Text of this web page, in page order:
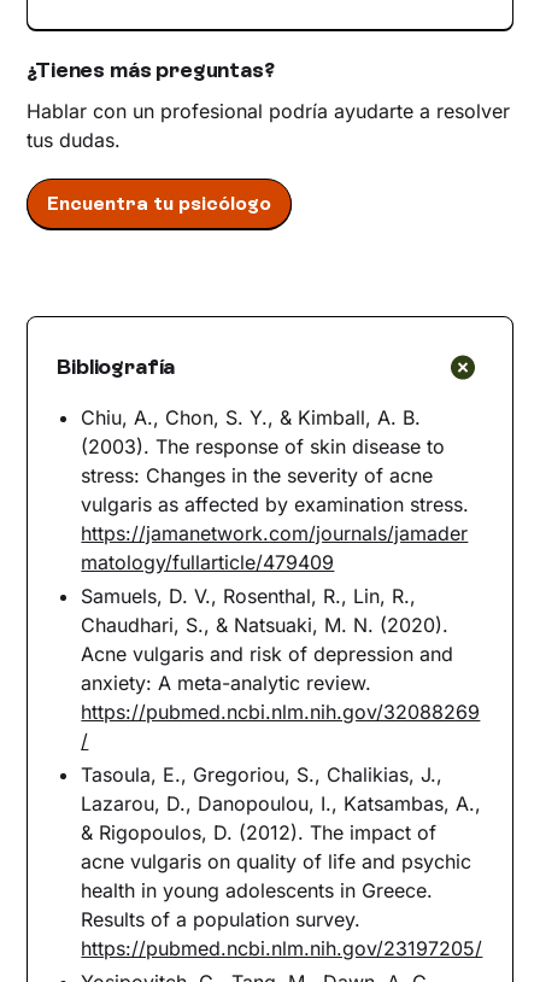
¿Tienes más preguntas?
Hablar con un profesional podría ayudarte a resolver
tus dudas.
Encuentra tu psicólogo
Bibliografía
Chiu, A., Chon, S. Y., & Kimball, A. B.
(2003). The response of skin disease to
stress: Changes in the severity of acne
vulgaris as affected by examination stress.
https://jamanetwork.com/journals/jamader
matology/fullarticle/479409
Samuels, D. V., Rosenthal, R., Lin, R.,
Chaudhari, S., & Natsuaki, M. N. (2020).
Acne vulgaris and risk of depression and
anxiety: A meta-analytic review.
https://pubmed.ncbi.nlm.nih.gov/32088269
/
Tasoula, E., Gregoriou, S., Chalikias, J.,
Lazarou, D., Danopoulou, I., Katsambas, A.,
& Rigopoulos, D. (2012). The impact of
acne vulgaris on quality of life and psychic
health in young adolescents in Greece.
Results of a population survey.
https://pubmed.ncbi.nlm.nih.gov/23197205/